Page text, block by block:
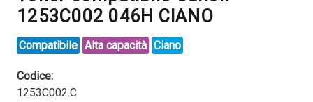
1253C002 046H CIANO
Compatibile Alta capacità Ciano
Codice:
1253C002.C